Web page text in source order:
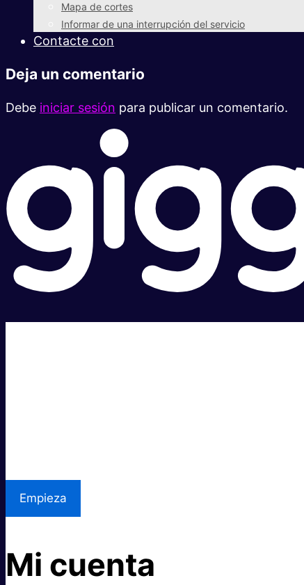
Mapa de cortes
Informar de una interrupción del servicio
Contacte con
Deja un comentario
Debe iniciar sesión para publicar un comentario.
Empieza
Mi cuenta